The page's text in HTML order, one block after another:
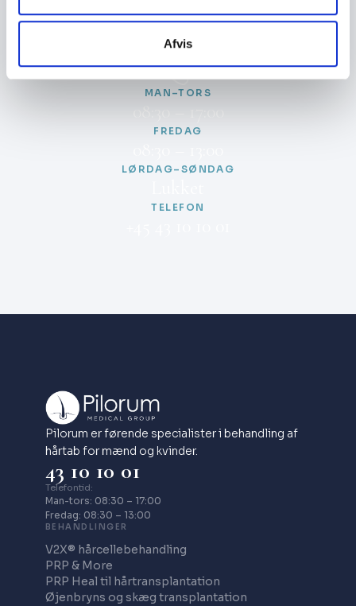
Afvis
RING: +45 43 10 10 01
MAN–TORS
08:30 – 17:00
FREDAG
LØRDAG–SØNDAG
TELEFON
Pilorum er førende specialister i behandling af
hårtab for mænd og kvinder.
43 10 10 01
Telefontid:
Man-tors: 08:30 – 17:00
Fredag: 08:30 – 13:00
BEHANDLINGER
V2X® hårcellebehandling
PRP & More
PRP Heal til hårtransplantation
Øjenbryns og skæg transplantation